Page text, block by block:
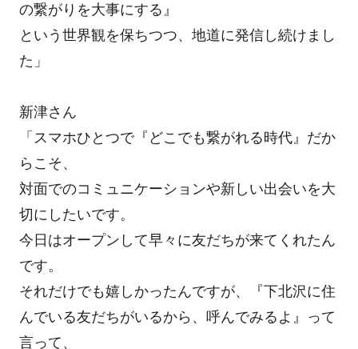
の繋がりを大事にする』
という世界観を保ちつつ、地道に発信し続けまし
た」
新津さん
「スマホひとつで『どこでも繋がれる時代』だか
らこそ、
対面でのコミュニケーションや新しい出会いを大
切にしたいです。
今日はオープンして早々に友だちが来てくれたん
です。
それだけでも嬉しかったんですが、『下北沢に住
んでいる友だちがいるから、呼んでみるよ』って
言って、